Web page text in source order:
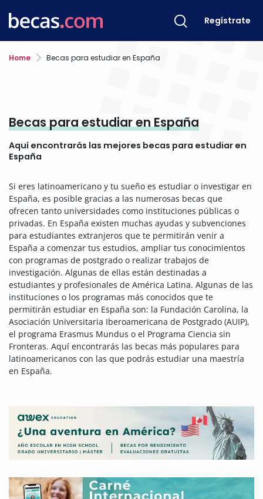
Regístrate
Home Becas para estudiar en España
Becas para estudiar en España
Aquí encontrarás las mejores becas para estudiar en
España
Si eres latinoamericano y tu sueño es estudiar o investigar en
España, es posible gracias a las numerosas becas que
ofrecen tanto universidades como instituciones públicas o
privadas. En España existen muchas ayudas y subvenciones
para estudiantes extranjeros que te permitirán venir a
España a comenzar tus estudios, ampliar tus conocimientos
con programas de postgrado o realizar trabajos de
investigación. Algunas de ellas están destinadas a
estudiantes y profesionales de América Latina. Algunas de las
instituciones o los programas más conocidos que te
permitirán estudiar en España son: la Fundación Carolina, la
Asociación Universitaria Iberoamericana de Postgrado (AUIP),
el programa Erasmus Mundus o el Programa Ciencia sin
Fronteras. Aquí encontrarás las becas más populares para
latinoamericanos con las que podrás estudiar una maestría
en España.